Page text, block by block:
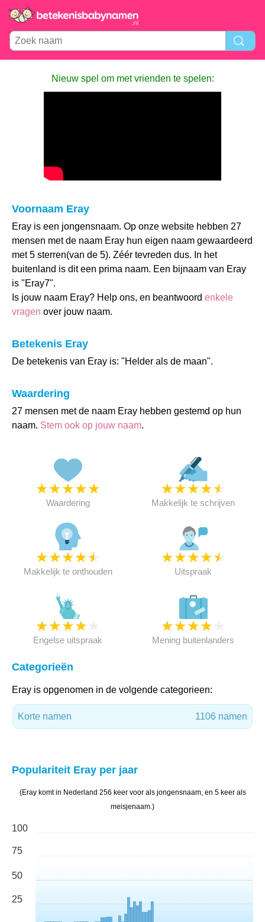
Nieuw spel om met vrienden te spelen:
Voornaam Eray
Eray is een jongensnaam. Op onze website hebben 27
mensen met de naam Eray hun eigen naam gewaardeerd
met 5 sterren(van de 5). Zéér tevreden dus. In het
buitenland is dit een prima naam. Een bijnaam van Eray
is "Eray7".
Is jouw naam Eray? Help ons, en beantwoord enkele
vragen over jouw naam.
Betekenis Eray
De betekenis van Eray is: "Helder als de maan".
Waardering
27 mensen met de naam Eray hebben gestemd op hun
naam. Stem ook op jouw naam.
★★★★★
Waardering
★★★★★
Makkelijk te schrijven
★★★★★
Makkelijk te onthouden
★★★★★
Uitspraak
★★★★
Engelse uitspraak
★★★★
Mening buitenlanders
Categorieën
Eray is opgenomen in de volgende categorieen:
Korte namen 1106 namen
Populariteit Eray per jaar
(Eray komt in Nederland 256 keer voor als jongensnaam, en 5 keer als
meisjenaam.)
100
75
50
25